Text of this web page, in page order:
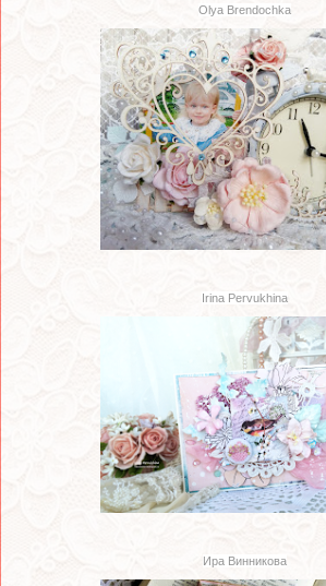
Olya Brendochka
Irina Pervukhina
Ира Винникова